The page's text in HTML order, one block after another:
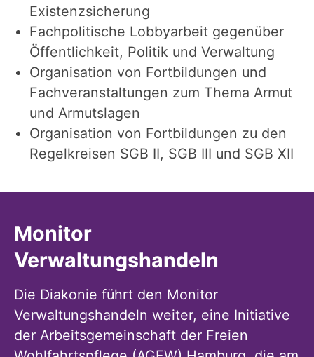
Existenzsicherung
Fachpolitische Lobbyarbeit gegenüber
Öffentlichkeit, Politik und Verwaltung
Organisation von Fortbildungen und
Fachveranstaltungen zum Thema Armut
und Armutslagen
Organisation von Fortbildungen zu den
Regelkreisen SGB II, SGB III und SGB XII
Monitor
Verwaltungshandeln
Die Diakonie führt den Monitor
Verwaltungshandeln weiter, eine Initiative
der Arbeitsgemeinschaft der Freien